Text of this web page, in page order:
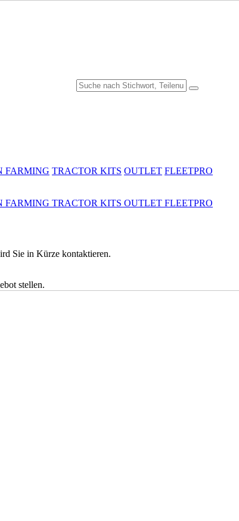
FARMING TRACTOR KITS OUTLET FLEETPRO
FARMING TRACTOR KITS OUTLET FLEETPRO
Sie in Kürze kontaktieren.
stellen.